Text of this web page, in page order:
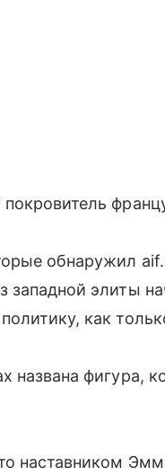
обнаружил
западной элиты
как
названа фигура,
наставником